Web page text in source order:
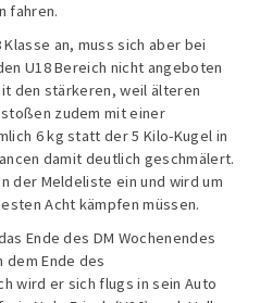
fahren.
an, muss sich aber bei
U18 Bereich nicht angeboten
den stärkeren, weil älteren
zudem mit einer
6 kg statt der 5 Kilo-Kugel in
damit deutlich geschmälert.
der Meldeliste ein und wird um
Acht kämpfen müssen.
Ende des DM Wochenendes
Ende des
wird er sich flugs in sein Auto